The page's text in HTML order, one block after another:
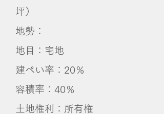
坪）
地勢：
地目：宅地
建ぺい率：20％
容積率：40％
土地権利：所有権